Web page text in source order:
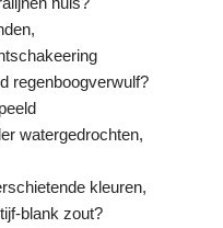
regenboogverwulf?
watergedrochten,
kleuren,
blank zout?